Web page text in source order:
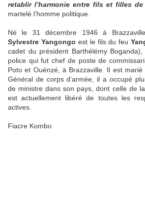
retablir l’harmonie entre fils et filles
martelé l’homme politique.
Né le 31 décembre 1946 à
Sylvestre Yangongo est le fils du feu
cadet du président Barthélémy
police qui fut chef de poste de
Poto et Ouénzé, à Brazzaville. Il est
Général de corps d’armée, il a occupé
de ministre dans son pays, dont celle de
est actuellement libéré de toutes les
actives.
Fiacre Kombo